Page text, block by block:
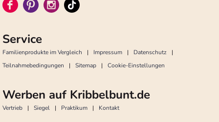
Service
Familienprodukte im Vergleich Impressum
Datenschutz
Teilnahmebedingungen
Sitemap Cookie-Einstellungen
Werben auf Kribbelbunt.de
Vertrieb Siegel Praktikum Kontakt